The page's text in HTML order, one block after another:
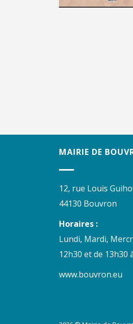
MAIRIE DE
12, rue Louis
44130 Bouvron
Horaires :
Lundi, Mardi,
12h30 et de 13h30
www.bouvron.eu